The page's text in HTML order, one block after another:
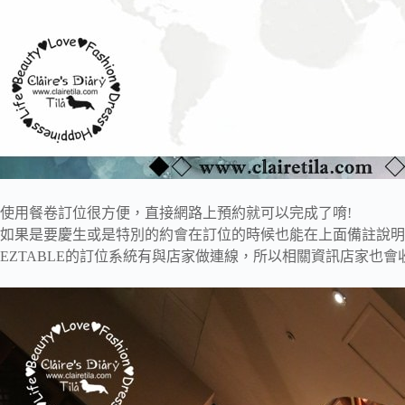
使用餐卷訂位很方便，直接網路上預約就可以完成了唷!
如果是要慶生或是特別的約會在訂位的時候也能在上面備註說明
EZTABLE的訂位系統有與店家做連線，所以相關資訊店家也會